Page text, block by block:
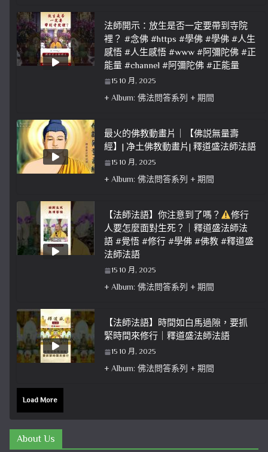
法師開示：放生是否一定要帶到寺院
裡？ #念佛 #https #學佛 #學佛 #人生
感悟 #人生感悟 #www #阿彌陀佛 #正
能量 #channel #阿彌陀佛 #正能量
15 10 月, 2025
+ Album: 佛法問答系列 + 期間
最火的佛教動畫片｜【佛説無量壽
經】| 净土佛教動畫片| 釋道盛法師法語
15 10 月, 2025
+ Album: 佛法問答系列 + 期間
【法師法語】你注意到了嗎？
修行
人要怎麼面對生死？｜釋道盛法師法
語 #覺悟 #修行 #學佛 #佛教 #釋道盛
法師法語
15 10 月, 2025
+ Album: 佛法問答系列 + 期間
【法師法語】時間如白馬過隙，要抓
緊時間來修行｜釋道盛法師法語
15 10 月, 2025
+ Album: 佛法問答系列 + 期間
Load More
About Us